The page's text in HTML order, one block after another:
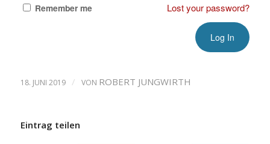
Remember me Lost your password?
18. JUNI 2019 / VON ROBERT JUNGWIRTH
Eintrag teilen